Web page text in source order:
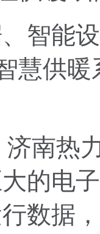
能设
慧供
热力
的电
数据